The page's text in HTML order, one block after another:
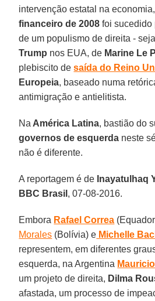
intervenção estatal na
financeiro de 2008 foi sucedido
de um populismo de direita -
Trump nos EUA, de Marine Le
plebiscito desaída do Reino
Europeia, baseado numa
antimigração e antielitista.
Na América Latina, bastião do
governos de esquerda neste
não é diferente.
A reportagem é de Inayatulhaq
BBC Brasil , 07-08-2016.
Embora Rafael Correa
Morales (Bolívia) e Michelle
representem, em diferentes
esquerda, na Argentina
um projeto de direita, Dilma
afastada, um processo de